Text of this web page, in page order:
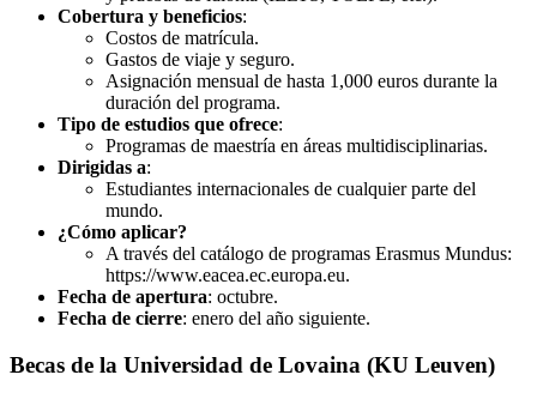
Cobertura y beneficios:
Costos de matrícula.
Gastos de viaje y seguro.
Asignación mensual de hasta 1,000 euros durante la
duración del programa.
Tipo de estudios que ofrece:
Programas de maestría en áreas multidisciplinarias.
Dirigidas a:
Estudiantes internacionales de cualquier parte del
mundo.
¿Cómo aplicar?
A través del catálogo de programas Erasmus Mundus:
https://www.eacea.ec.europa.eu.
Fecha de apertura: octubre.
Fecha de cierre: enero del año siguiente.
Becas de la Universidad de Lovaina (KU Leuven)